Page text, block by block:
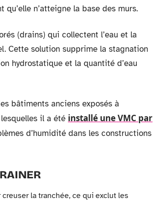
n’atteigne la base des murs.
(drains) qui collectent l’eau et la
Cette solution supprime la stagnation
hydrostatique et la quantité d’eau
bâtiments anciens exposés à
il a été installé une VMC par
d’humidité dans les constructions
la tranchée, ce qui exclut les